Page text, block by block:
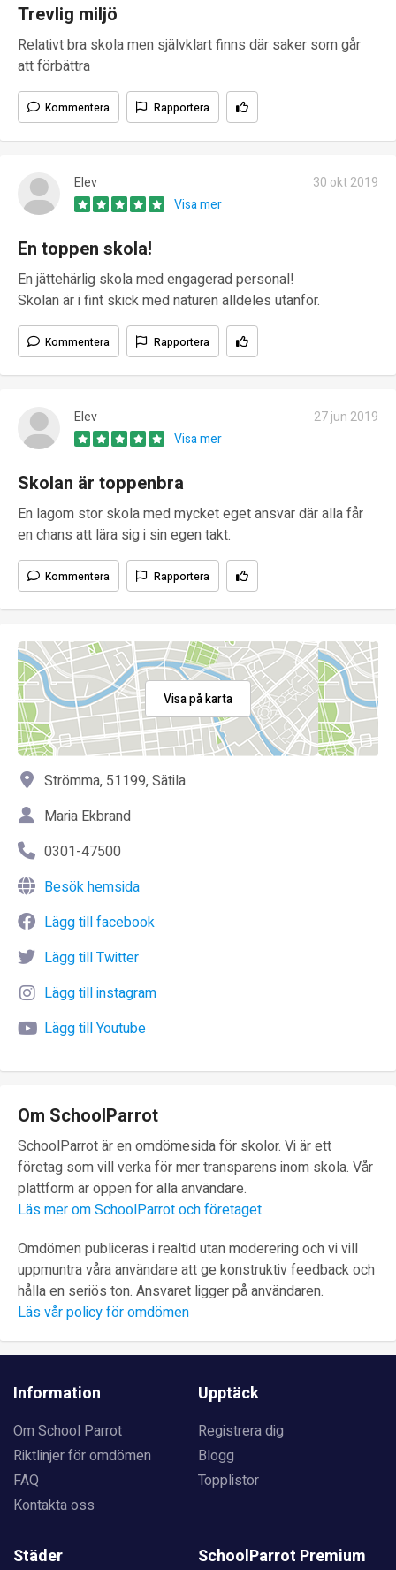
Trevlig miljö
Relativt bra skola men självklart finns där saker som går
att förbättra
Kommentera Rapportera
Elev
30 okt 2019
Visa mer
En toppen skola!
En jättehärlig skola med engagerad personal!
Skolan är i fint skick med naturen alldeles utanför.
Kommentera Rapportera
Elev
27 jun 2019
Visa mer
Skolan är toppenbra
En lagom stor skola med mycket eget ansvar där alla får
en chans att lära sig i sin egen takt.
Kommentera Rapportera
Visa på karta
Strömma, 51199, Sätila
Maria Ekbrand
0301-47500
Besök hemsida
Lägg till facebook
Lägg till Twitter
Lägg till instagram
Lägg till Youtube
Om SchoolParrot
SchoolParrot är en omdömesida för skolor. Vi är ett
företag som vill verka för mer transparens inom skola. Vår
plattform är öppen för alla användare.
Läs mer om SchoolParrot och företaget
Omdömen publiceras i realtid utan moderering och vi vill
uppmuntra våra användare att ge konstruktiv feedback och
hålla en seriös ton. Ansvaret ligger på användaren.
Läs vår policy för omdömen
Information
Om School Parrot
Riktlinjer för omdömen
FAQ
Kontakta oss
Upptäck
Registrera dig
Blogg
Topplistor
Städer SchoolParrot Premium